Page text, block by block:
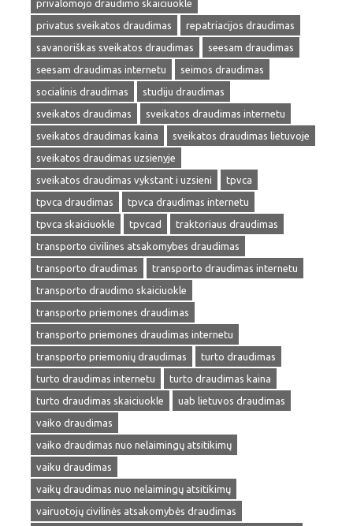
privalomojo draudimo skaiciuokle
privatus sveikatos draudimas
repatriacijos draudimas
savanoriškas sveikatos draudimas
seesam draudimas
seesam draudimas internetu
seimos draudimas
socialinis draudimas
studiju draudimas
sveikatos draudimas
sveikatos draudimas internetu
sveikatos draudimas kaina
sveikatos draudimas lietuvoje
sveikatos draudimas uzsienyje
sveikatos draudimas vykstant i uzsieni
tpvca
tpvca draudimas
tpvca draudimas internetu
tpvca skaiciuokle
tpvcad
traktoriaus draudimas
transporto civilines atsakomybes draudimas
transporto draudimas
transporto draudimas internetu
transporto draudimo skaiciuokle
transporto priemones draudimas
transporto priemones draudimas internetu
transporto priemonių draudimas
turto draudimas
turto draudimas internetu
turto draudimas kaina
turto draudimas skaiciuokle
uab lietuvos draudimas
vaiko draudimas
vaiko draudimas nuo nelaimingų atsitikimų
vaiku draudimas
vaikų draudimas nuo nelaimingų atsitikimų
vairuotojų civilinės atsakomybės draudimas